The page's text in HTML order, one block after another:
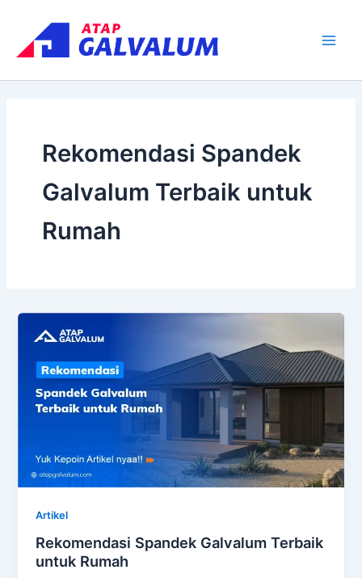
content
Rekomendasi Spandek
Galvalum Terbaik untuk
Rumah
Artikel
Rekomendasi Spandek Galvalum Terbaik
untuk Rumah